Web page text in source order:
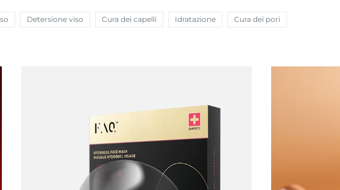
Detersione viso Cura dei capelli Idratazione Cura dei pori